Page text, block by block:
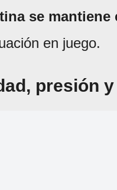
se mantiene
en juego.
presión